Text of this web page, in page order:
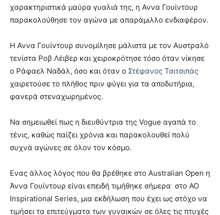
χαρακτηριστικά μαύρα γυαλιά της, η Αννα Γουίντουρ
παρακολούθησε τον αγώνα με απαράμιλλο ενδιαφέρον.
Η Αννα Γουίντουρ συνομίλησε μάλιστα με τον Αυστραλό
τενίστα Ροβ Λέιβερ και χειροκρότησε τόσο όταν νίκησε
ο Ράφαελ Ναδάλ, όσο και όταν ο Στέφανος Τσιτσιπάς
χαιρετούσε το πλήθος πριν φύγει για τα αποδυτήρια,
φανερά στεναχωρημένος.
Να σημειωθεί πως η διευθύντρια της Vogue αγαπά το
τένις, καθώς παίζει χρόνια και παρακολουθεί πολύ
συχνά αγώνες σε όλον τον κόσμο.
Ενας άλλος λόγος που θα βρέθηκε στο Australian Open η
Άννα Γουίντουρ είναι επειδή τιμήθηκε σήμερα στο AO
Inspirational Series, μια εκδήλωση που έχει ως στόχο να
τιμήσει τα επιτεύγματα των γυναικών σε όλες τις πτυχές